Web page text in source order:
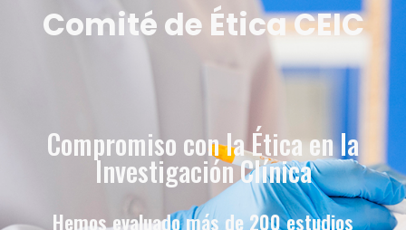
Comité de Ética CEIC​
Compromiso con la Ética en la
Investigación Clínica
Hemos evaluado más de 200 estudios